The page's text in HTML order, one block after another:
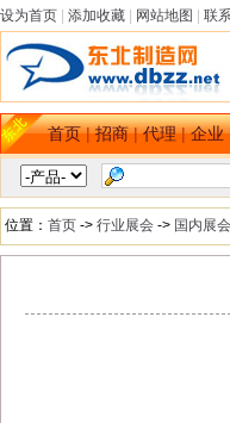
设为首页 添加收藏 网站地图 联
首页|招商|代理|企业
位置： 首页 -> 行业展会 -> 国内展会